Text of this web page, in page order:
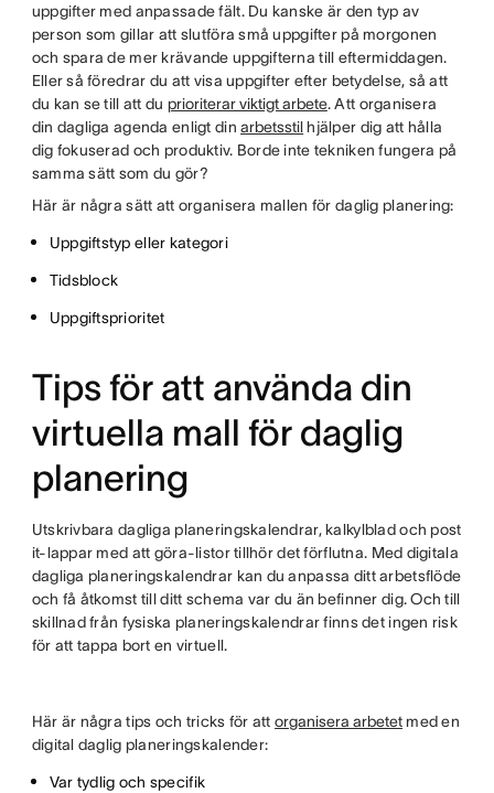
uppgifter med anpassade fält. Du kanske är den typ av
person som gillar att slutföra små uppgifter på morgonen
och spara de mer krävande uppgifterna till eftermiddagen.
Eller så föredrar du att visa uppgifter efter betydelse, så att
du kan se till att du prioriterar viktigt arbete. Att organisera
din dagliga agenda enligt dinarbetsstil hjälper dig att hålla
dig fokuserad och produktiv. Borde inte tekniken fungera på
samma sätt som du gör?
Här är några sätt att organisera mallen för daglig planering:
Uppgiftstyp eller kategori
Tidsblock
Uppgiftsprioritet
Tips för att använda din
virtuella mall för daglig
planering
Utskrivbara dagliga planeringskalendrar, kalkylblad och post
it-lappar med att göra-listor tillhör det förflutna. Med digitala
dagliga planeringskalendrar kan du anpassa ditt arbetsflöde
och få åtkomst till ditt schema var du än befinner dig. Och till
skillnad från fysiska planeringskalendrar finns det ingen risk
för att tappa bort en virtuell.
Här är några tips och tricks för attorganisera arbetet med en
digital daglig planeringskalender:
Var tydlig och specifik